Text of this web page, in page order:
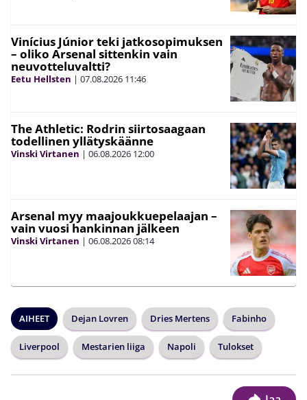
Vinícius Júnior teki jatkosopimuksen
– oliko Arsenal sittenkin vain
neuvotteluvaltti?
Eetu Hellsten | 07.08.2026 11:46
The Athletic: Rodrin siirtosaagaan
todellinen yllätyskäänne
Vinski Virtanen | 06.08.2026 12:00
Arsenal myy maajoukkuepelaajan –
vain vuosi hankinnan jälkeen
Vinski Virtanen | 06.08.202608:14
AIHEET Dejan Lovren Dries Mertens Fabinho
Liverpool Mestarien liiga Napoli Tulokset